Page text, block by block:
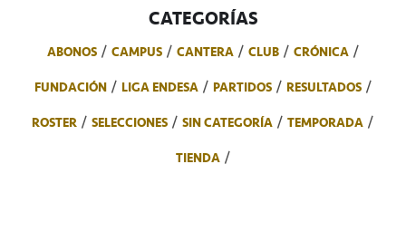
CATEGORÍAS
ABONOS CAMPUS CANTERA CLUB
CRÓNICA
FUNDACIÓN
LIGA ENDESA PARTIDOS
RESULTADOS
ROSTER
SELECCIONES SIN CATEGORÍA
TEMPORADA
TIENDA